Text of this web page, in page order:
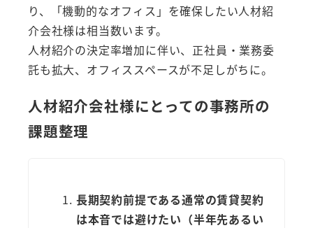
り、「機動的なオフィス」を確保したい人材紹
介会社様は相当数います。
人材紹介の決定率増加に伴い、正社員・業務委
託も拡大、オフィススペースが不足しがちに。
人材紹介会社様にとっての事務所の
課題整理
長期契約前提である通常の賃貸契約
は本音では避けたい（半年先あるい